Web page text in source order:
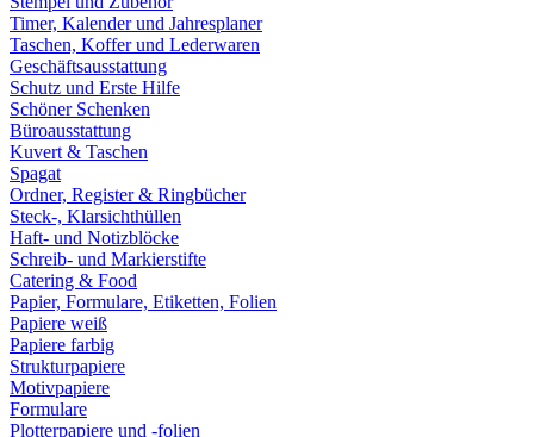
Timer, Kalender und Jahresplaner
Taschen, Koffer und Lederwaren
Geschäftsausstattung
Schutz und Erste Hilfe
Schöner Schenken
Büroausstattung
Kuvert & Taschen
Spagat
Ordner, Register & Ringbücher
Steck-, Klarsichthüllen
Haft- und Notizblöcke
Schreib- und Markierstifte
Catering & Food
Papier, Formulare, Etiketten, Folien
Papiere weiß
Papiere farbig
Strukturpapiere
Motivpapiere
Formulare
Plotterpapiere und -folien